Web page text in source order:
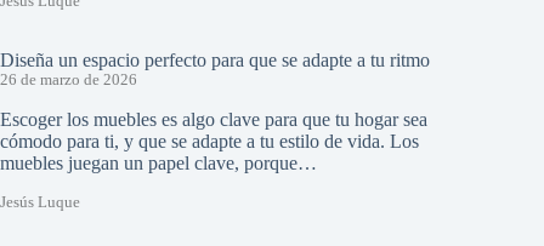
Diseña un espacio perfecto para que se adapte a tu ritmo
26 de marzo de 2026
Escoger los muebles es algo clave para que tu hogar sea
cómodo para ti, y que se adapte a tu estilo de vida. Los
muebles juegan un papel clave, porque…
Jesús Luque